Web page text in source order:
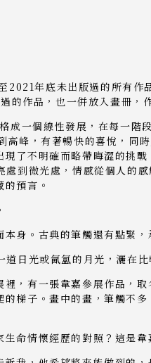
2021年底未出版過的所有
作品，也一併放入畫冊，
成一個線性發展，在每一
峰，有著暢快的喜悅，同
了不明確而略帶晦澀的挑
到微光處，情感從個人的
預言。
身。古典的筆觸還有點緊
日光或氤氳的月光，灑在比
，有一張韋嘉參展作品，
的梯子。畫中的畫，筆觸
命情懷經歷的對照？這是